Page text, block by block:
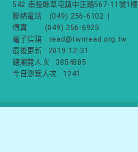
542 南投縣草屯鎮中正路567-11號1樓
聯絡電話
(049) 256-6102
傳真
(049) 256-6925
電子信箱
read@twnread.org.tw
最後更新
2019-12-31
總瀏覽人次
3854885
今日瀏覽人次
1241